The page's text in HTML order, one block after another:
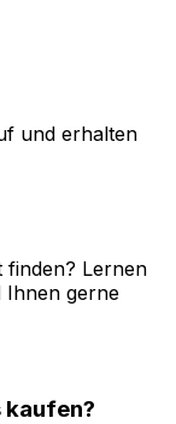
und erhalten
finden? Lernen
Ihnen gerne
kaufen?